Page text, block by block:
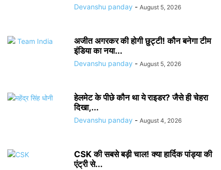
Devanshu panday - August 5, 2026
अजीत अगरकर की होगी छुट्टी! कौन बनेगा टीम
इंडिया का नया...
Devanshu panday - August 5, 2026
हेलमेट के पीछे कौन था ये राइडर? जैसे ही चेहरा
दिखा,...
Devanshu panday - August 4, 2026
CSK की सबसे बड़ी चाल! क्या हार्दिक पांड्या की
एंट्री से...